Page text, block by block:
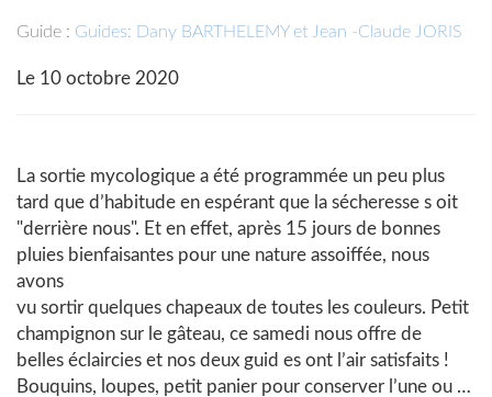
Guide : Guides: Dany BARTHELEMY et Jean -Claude JORIS
Le 10 octobre 2020
La sortie mycologique a été programmée un peu plus
tard que d’habitude en espérant que la sécheresse s oit
"derrière nous". Et en effet, après 15 jours de bonnes
pluies bienfaisantes pour une nature assoiffée, nous
avons
vu sortir quelques chapeaux de toutes les couleurs. Petit
champignon sur le gâteau, ce samedi nous offre de
belles éclaircies et nos deux guid es ont l’air satisfaits !
Bouquins, loupes, petit panier pour conserver l’une ou …